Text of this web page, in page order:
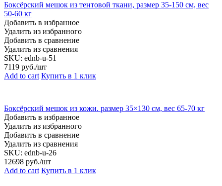
Боксёрский мешок из тентовой ткани, размер 35-150 см, вес
50-60 кг
Добавить в избранное
Удалить из избранного
Добавить в сравнение
Удалить из сравнения
SKU: ednb-u-51
7119 руб./шт
Add to cart Купить в 1 клик
Боксёрский мешок из кожи. размер 35×130 см, вес 65-70 кг
Добавить в избранное
Удалить из избранного
Добавить в сравнение
Удалить из сравнения
SKU: ednb-u-26
12698 руб./шт
Add to cart Купить в 1 клик